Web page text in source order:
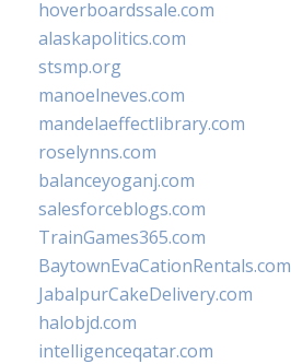
hoverboardssale.com
alaskapolitics.com
stsmp.org
manoelneves.com
mandelaeffectlibrary.com
roselynns.com
balanceyoganj.com
salesforceblogs.com
TrainGames365.com
BaytownEvaCationRentals.com
JabalpurCakeDelivery.com
halobjd.com
intelligenceqatar.com